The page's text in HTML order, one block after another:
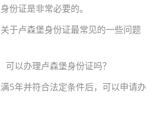
份证是非常必要的。
于卢森堡身份证最常见的一些问题
可以办理卢森堡身份证吗？
5年并符合法定条件后，可以申请办